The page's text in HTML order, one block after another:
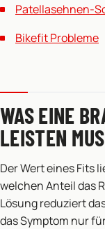
Patellasehnen-
Bikefit Probleme
WAS EINE
LEISTEN
Der Wert eines Fits
welchen Anteil das
Lösung reduziert
das Symptom nur